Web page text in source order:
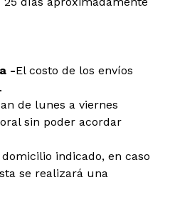
-El costo de los envíos
de lunes a viernes
sin poder acordar
indicado, en caso
se realizará una